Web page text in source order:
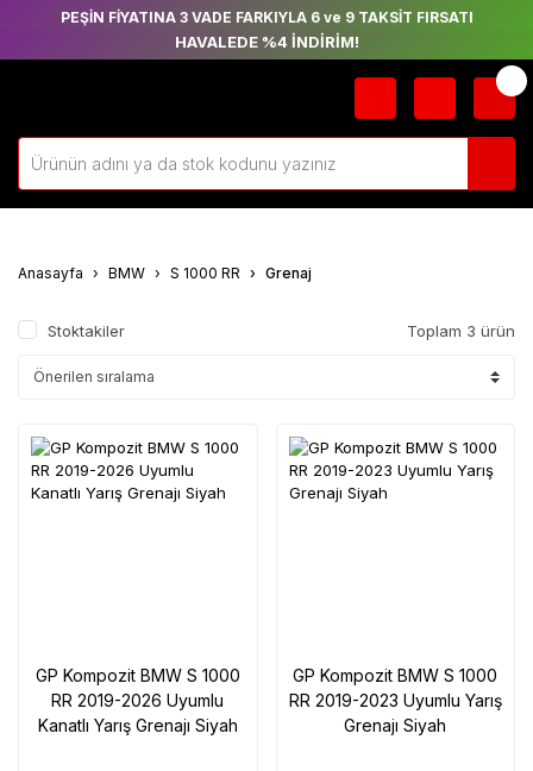
PEŞİN FİYATINA 3 VADE FARKIYLA 6 ve 9 TAKSİT FIRSATI
HAVALEDE %4 İNDİRİM!
Anasayfa BMW S 1000 RR Grenaj
Stoktakiler Toplam 3 ürün
GP Kompozit BMW S 1000
RR 2019-2026 Uyumlu
Kanatlı Yarış Grenajı Siyah
GP Kompozit BMW S 1000
RR 2019-2023 Uyumlu Yarış
Grenajı Siyah